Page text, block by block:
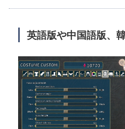
英語版や中国語版、